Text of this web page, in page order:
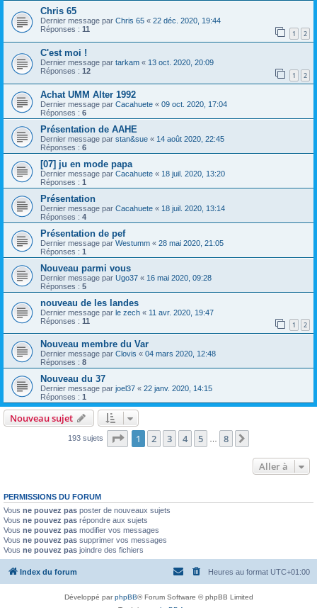
Chris 65
Dernier message par Chris 65 « 22 déc. 2020, 19:44
Réponses : 11 1 2
C'est moi !
Dernier message par tarkam « 13 oct. 2020, 20:09
Réponses : 12 1 2
Achat UMM Alter 1992
Dernier message par Cacahuete « 09 oct. 2020, 17:04
Réponses : 6
Présentation de AAHE
Dernier message par stan&sue « 14 août 2020, 22:45
Réponses : 6
[07] ju en mode papa
Dernier message par Cacahuete « 18 juil. 2020, 13:20
Réponses : 1
Présentation
Dernier message par Cacahuete « 18 juil. 2020, 13:14
Réponses : 4
Présentation de pef
Dernier message par Westumm « 28 mai 2020, 21:05
Réponses : 1
Nouveau parmi vous
Dernier message par Ugo37 « 16 mai 2020, 09:28
Réponses : 5
nouveau de les landes
Dernier message par le zech « 11 avr. 2020, 19:47
Réponses : 11 1 2
Nouveau membre du Var
Dernier message par Clovis « 04 mars 2020, 12:48
Réponses : 8
Nouveau du 37
Dernier message par joel37 « 22 janv. 2020, 14:15
Réponses : 1
Nouveau sujet
193 sujets Page 1sur8
1 2 3 4 5 8
Aller à
PERMISSIONS DU FORUM
Vous ne pouvez pas poster de nouveaux sujets
Vous ne pouvez pas répondre aux sujets
Vous ne pouvez pas modifier vos messages
Vous ne pouvez pas supprimer vos messages
Vous ne pouvez pas joindre des fichiers
Index du forum Heures au format UTC+01:00
Développé parphpBB® Forum Software © phpBB Limited